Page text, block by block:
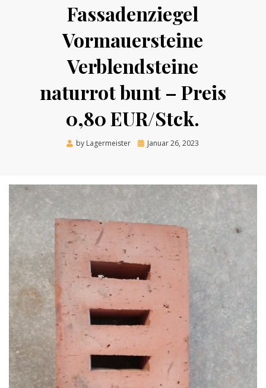
Fassadenziegel
Vormauersteine
Verblendsteine
naturrot bunt – Preis
0,80 EUR/Stck.
by Lagermeister
Posted
Januar 26, 2023